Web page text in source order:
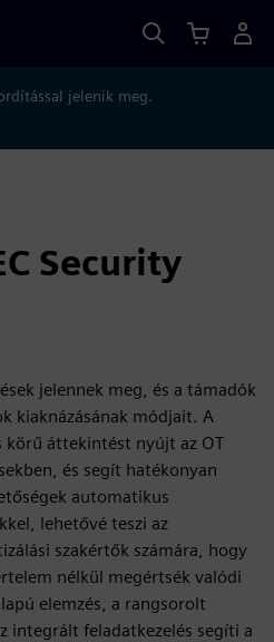
jelenik meg.
Security
jelennek meg, és a támadók
kiaknázásának módjait. A
körű áttekintést nyújt az OT
és segít hatékonyan
automatikus
lehetővé teszi az
szakértők számára, hogy
nélkül megértsék valódi
elemzés, a rangsorolt
integrált feladatkezelés segíti a